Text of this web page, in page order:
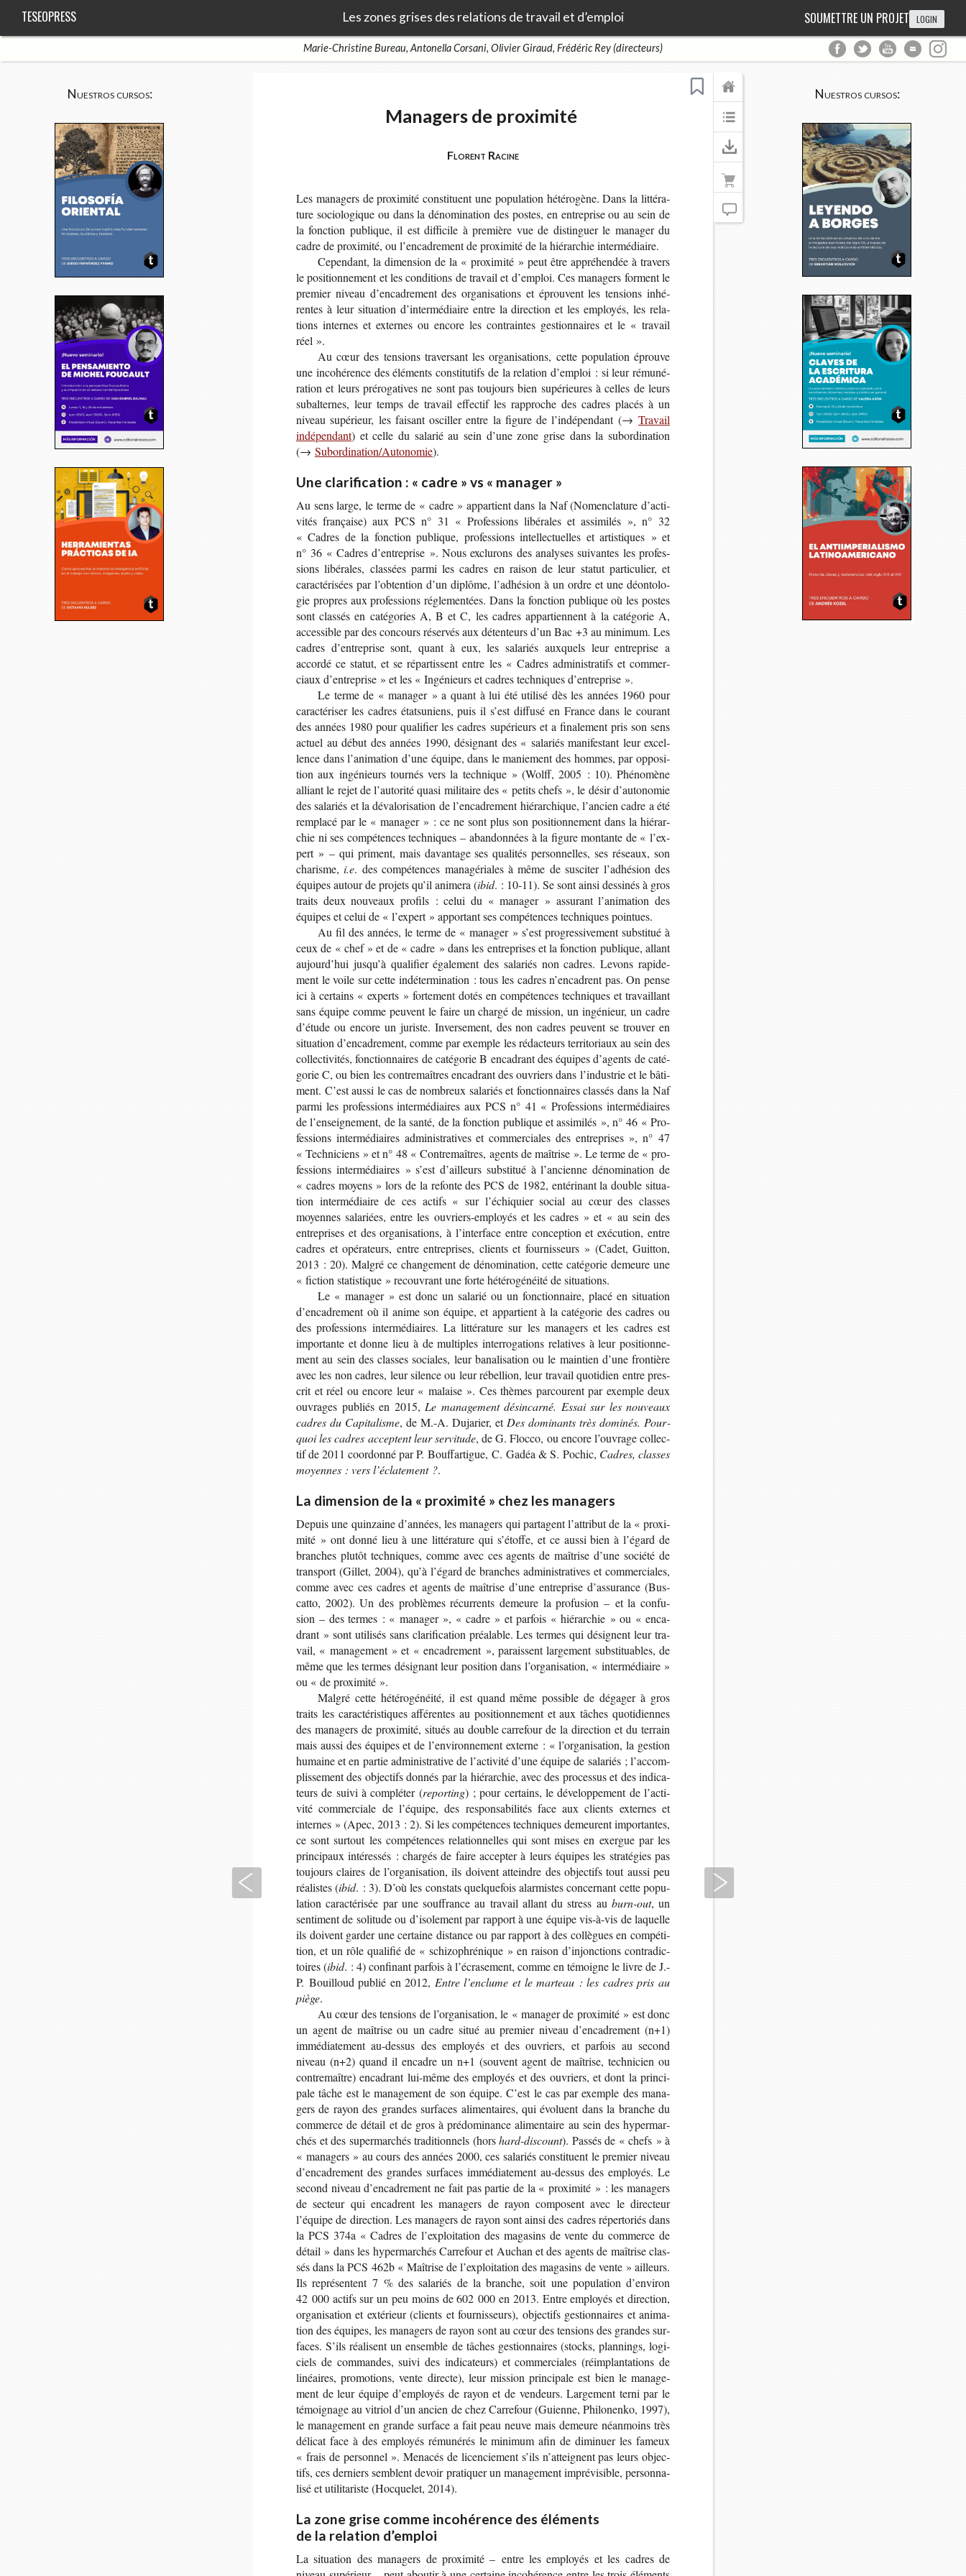
Les zones grises des relations de travail et d’emploi
TESEOPRESS SOUMETTRE UN PROJET LOGIN
Marie-Christine Bureau, Antonella Corsani, Olivier Giraud, Frédéric Rey (directeurs)
Nuestros cursos: Nuestros cursos:
Managers de proximité
Précédent
Florent Racine
Les mana­gers de proxi­mité consti­tuent une popu­la­tion hété­ro­gène. Dans la lit­té­ra­
ture socio­lo­gique ou dans la déno­mi­na­tion des postes, en entre­prise ou au sein de
la fonc­tion publique, il est dif­fi­cile à pre­mière vue de dis­tin­guer le mana­ger du
cadre de proxi­mité, ou l’en­ca­dre­ment de proxi­mité de la hié­rar­chie intermédiaire.
Cepen­dant, la dimen­sion de la « proxi­mité » peut être appré­hen­dée à tra­vers
le posi­tion­ne­ment et les condi­tions de tra­vail et d’em­ploi. Ces mana­gers forment le
pre­mier niveau d’en­ca­dre­ment des orga­ni­sa­tions et éprouvent les ten­sions inhé­
rentes à leur situa­tion d’in­ter­mé­diaire entre la direc­tion et les employés, les rela­
tions internes et externes ou encore les contraintes ges­tion­naires et le « tra­vail
réel ».
Au cœur des ten­sions tra­ver­sant les orga­ni­sa­tions, cette popu­la­tion éprouve
une inco­hé­rence des élé­ments consti­tu­tifs de la rela­tion d’em­ploi : si leur rému­né­
ra­tion et leurs pré­ro­ga­tives ne sont pas tou­jours bien supé­rieures à celles de leurs
subal­ternes, leur temps de tra­vail effec­tif les rap­proche des cadres pla­cés à un
niveau supé­rieur, les fai­sant oscil­ler entre la figure de l’in­dé­pen­dant (→ Tra­vail
indépendant) et celle du sala­rié au sein d’une zone grise dans la subor­di­na­tion
(→ Subordination/Autonomie).
Une clarification : « cadre » vs « manager »
Au sens large, le terme de « cadre » appar­tient dans la Naf (Nomen­cla­ture d’ac­ti­
vi­tés fran­çaise) aux PCS n° 31 « Pro­fes­sions libé­rales et assi­mi­lés », n° 32
« Cadres de la fonc­tion publique, pro­fes­sions intel­lec­tuelles et artis­tiques » et
n° 36 « Cadres d’en­tre­prise ». Nous exclu­rons des ana­lyses sui­vantes les pro­fes­
sions libé­rales, clas­sées parmi les cadres en rai­son de leur sta­tut par­ti­cu­lier, et
carac­té­ri­sées par l’ob­ten­tion d’un diplôme, l’adhé­sion à un ordre et une déon­to­lo­
gie propres aux pro­fes­sions régle­men­tées. Dans la fonc­tion publique où les postes
sont clas­sés en caté­go­ries A, B et C, les cadres appar­tiennent à la caté­go­rie A,
acces­sible par des concours réser­vés aux déten­teurs d’un Bac +3 au mini­mum. Les
cadres d’en­tre­prise sont, quant à eux, les sala­riés aux­quels leur entre­prise a
accordé ce sta­tut, et se répar­tissent entre les « Cadres admi­nis­tra­tifs et com­mer­
ciaux d’en­tre­prise » et les « Ingé­nieurs et cadres tech­niques d’en­tre­prise ».
Le terme de « mana­ger » a quant à lui été uti­lisé dès les années 1960 pour
carac­té­ri­ser les cadres état­su­niens, puis il s’est dif­fusé en France dans le cou­rant
des années 1980 pour qua­li­fier les cadres supé­rieurs et a fina­le­ment pris son sens
actuel au début des années 1990, dési­gnant des « sala­riés mani­fes­tant leur excel­
lence dans l’ani­ma­tion d’une équipe, dans le manie­ment des hommes, par oppo­si­
tion aux ingé­nieurs tour­nés vers la tech­nique » (Wolff, 2005 : 10). Phé­no­mène
alliant le rejet de l’au­to­rité quasi mili­taire des « petits chefs », le désir d’au­to­no­mie
des sala­riés et la déva­lo­ri­sa­tion de l’en­ca­dre­ment hié­rar­chique, l’an­cien cadre a été
rem­placé par le « mana­ger » : ce ne sont plus son posi­tion­ne­ment dans la hié­rar­
chie ni ses com­pé­tences tech­niques – aban­don­nées à la figure mon­tante de « l’ex­
pert » – qui priment, mais davan­tage ses qua­li­tés per­son­nelles, ses réseaux, son
charisme,i.e. des com­pé­tences mana­gé­riales à même de sus­ci­ter l’adhé­sion des
équipes autour de pro­jets qu’il ani­mera (ibid. : 10-11). Se sont ainsi des­si­nés à gros
traits deux nou­veaux pro­fils : celui du « mana­ger » assu­rant l’ani­ma­tion des
équipes et celui de « l’ex­pert » appor­tant ses com­pé­tences tech­niques pointues.
Au fil des années, le terme de « mana­ger » s’est pro­gres­si­ve­ment sub­sti­tué à
ceux de « chef » et de « cadre » dans les entre­prises et la fonc­tion publique, allant
aujour­d’hui jus­qu’à qua­li­fier éga­le­ment des sala­riés non cadres. Levons rapi­de­
ment le voile sur cette indé­ter­mi­na­tion : tous les cadres n’en­cadrent pas. On pense
ici à cer­tains « experts » for­te­ment dotés en com­pé­tences tech­niques et tra­vaillant
sans équipe comme peuvent le faire un chargé de mis­sion, un ingé­nieur, un cadre
d’étude ou encore un juriste. Inver­se­ment, des non cadres peuvent se trou­ver en
situa­tion d’en­ca­dre­ment, comme par exemple les rédac­teurs ter­ri­to­riaux au sein des
col­lec­ti­vi­tés, fonc­tion­naires de caté­go­rie B enca­drant des équipes d’agents de caté­
go­rie C, ou bien les contre­maîtres enca­drant des ouvriers dans l’in­dus­trie et le bâti­
ment. C’est aussi le cas de nom­breux sala­riés et fonc­tion­naires clas­sés dans la Naf
parmi les pro­fes­sions inter­mé­diaires aux PCS n° 41 « Pro­fes­sions inter­mé­diaires
de l’en­sei­gne­ment, de la santé, de la fonc­tion publique et assi­mi­lés », n° 46 « Pro­
fes­sions inter­mé­diaires admi­nis­tra­tives et com­mer­ciales des entre­prises », n° 47
« Tech­ni­ciens » et n° 48 « Contre­maîtres, agents de maî­trise ». Le terme de « pro­
fes­sions inter­mé­diaires » s’est d’ailleurs sub­sti­tué à l’an­cienne déno­mi­na­tion de
« cadres moyens » lors de la refonte des PCS de 1982, enté­ri­nant la double situa­
tion inter­mé­diaire de ces actifs « sur l’échi­quier social au cœur des classes
moyennes sala­riées, entre les ouvriers-​employés et les cadres » et « au sein des
entre­prises et des orga­ni­sa­tions, à l’in­ter­face entre concep­tion et exé­cu­tion, entre
cadres et opé­ra­teurs, entre entre­prises, clients et four­nis­seurs » (Cadet, Guit­ton,
2013 : 20). Mal­gré ce chan­ge­ment de déno­mi­na­tion, cette caté­go­rie demeure une
« fic­tion sta­tis­tique » recou­vrant une forte hété­ro­gé­néité de situations.
Le « mana­ger » est donc un sala­rié ou un fonc­tion­naire, placé en situa­tion
d’en­ca­dre­ment où il anime son équipe, et appar­tient à la caté­go­rie des cadres ou
des pro­fes­sions inter­mé­diaires. La lit­té­ra­ture sur les mana­gers et les cadres est
impor­tante et donne lieu à de mul­tiples inter­ro­ga­tions rela­tives à leur posi­tion­ne­
ment au sein des classes sociales, leur bana­li­sa­tion ou le main­tien d’une fron­tière
avec les non cadres, leur silence ou leur rébel­lion, leur tra­vail quo­ti­dien entre pres­
crit et réel ou encore leur « malaise ». Ces thèmes par­courent par exemple deux
ouvrages publiés en 2015, Le mana­ge­ment dés­in­carné. Essai sur les nou­veaux
cadres du Capitalisme, de M.-A. Duja­rier, et Des domi­nants très domi­nés. Pour­
quoi les cadres acceptent leur servitude, de G. Flocco, ou encore l’ou­vrage col­lec­
tif de 2011 coor­donné par P. Bouf­far­tigue, C. Gadéa & S. Pochic, Cadres, classes
moyennes : vers l’écla­te­ment ?.
La dimension de la « proximité » chez les managers
Depuis une quin­zaine d’an­nées, les mana­gers qui par­tagent l’at­tri­but de la « proxi­
mité » ont donné lieu à une lit­té­ra­ture qui s’étoffe, et ce aussi bien à l’égard de
branches plu­tôt tech­niques, comme avec ces agents de maî­trise d’une société de
trans­port (Gil­let, 2004), qu’à l’égard de branches admi­nis­tra­tives et com­mer­ciales,
comme avec ces cadres et agents de maî­trise d’une entre­prise d’as­su­rance (Bus­
catto, 2002). Un des pro­blèmes récur­rents demeure la pro­fu­sion – et la confu­
sion – des termes : « mana­ger », « cadre » et par­fois « hié­rar­chie » ou « enca­
drant » sont uti­li­sés sans cla­ri­fi­ca­tion préa­lable. Les termes qui dési­gnent leur tra­
vail, « mana­ge­ment » et « enca­dre­ment », paraissent lar­ge­ment sub­sti­tuables, de
même que les termes dési­gnant leur posi­tion dans l’or­ga­ni­sa­tion, « inter­mé­diaire »
ou « de proxi­mité ».
Mal­gré cette hété­ro­gé­néité, il est quand même pos­sible de déga­ger à gros
traits les carac­té­ris­tiques affé­rentes au posi­tion­ne­ment et aux tâches quo­ti­diennes
des mana­gers de proxi­mité, situés au double car­re­four de la direc­tion et du ter­rain
mais aussi des équipes et de l’en­vi­ron­ne­ment externe : « l’or­ga­ni­sa­tion, la ges­tion
humaine et en par­tie admi­nis­tra­tive de l’ac­ti­vité d’une équipe de sala­riés ; l’ac­com­
plis­se­ment des objec­tifs don­nés par la hié­rar­chie, avec des pro­ces­sus et des indi­ca­
teurs de suivi à com­plé­ter (reporting) ; pour cer­tains, le déve­lop­pe­ment de l’ac­ti­
vité com­mer­ciale de l’équipe, des res­pon­sa­bi­li­tés face aux clients externes et
internes » (Apec, 2013 : 2). Si les com­pé­tences tech­niques demeurent impor­tantes,
ce sont sur­tout les com­pé­tences rela­tion­nelles qui sont mises en exergue par les
prin­ci­paux inté­res­sés : char­gés de faire accep­ter à leurs équipes les stra­té­gies pas
tou­jours claires de l’or­ga­ni­sa­tion, ils doivent atteindre des objec­tifs tout aussi peu
réa­listes (ibid. : 3). D’où les constats quel­que­fois alar­mistes concer­nant cette popu­
la­tion carac­té­ri­sée par une souf­france au tra­vail allant du stress au burn-out, un
sen­ti­ment de soli­tude ou d’iso­le­ment par rap­port à une équipe vis-​à-vis de laquelle
ils doivent gar­der une cer­taine dis­tance ou par rap­port à des col­lègues en com­pé­ti­
tion, et un rôle qua­li­fié de « schi­zo­phré­nique » en rai­son d’in­jonc­tions contra­dic­
toires (ibid. : 4) confi­nant par­fois à l’écra­se­ment, comme en témoigne le livre de J.-
P. Bouilloud publié en 2012, Entre l’en­clume et le mar­teau : les cadres pris au
piège.
Au cœur des ten­sions de l’or­ga­ni­sa­tion, le « mana­ger de proxi­mité » est donc
un agent de maî­trise ou un cadre situé au pre­mier niveau d’en­ca­dre­ment (n+1)
immé­dia­te­ment au-​dessus des employés et des ouvriers, et par­fois au second
niveau (n+2) quand il encadre un n+1 (sou­vent agent de maî­trise, tech­ni­cien ou
contre­maître) enca­drant lui-​même des employés et des ouvriers, et dont la prin­ci­
pale tâche est le mana­ge­ment de son équipe. C’est le cas par exemple des mana­
gers de rayon des grandes sur­faces ali­men­taires, qui évo­luent dans la branche du
com­merce de détail et de gros à pré­do­mi­nance ali­men­taire au sein des hyper­mar­
chés et des super­mar­chés tra­di­tion­nels (horshard-discount). Pas­sés de « chefs » à
« mana­gers » au cours des années 2000, ces sala­riés consti­tuent le pre­mier niveau
d’en­ca­dre­ment des grandes sur­faces immé­dia­te­ment au-​dessus des employés. Le
second niveau d’en­ca­dre­ment ne fait pas par­tie de la « proxi­mité » : les mana­gers
de sec­teur qui encadrent les mana­gers de rayon com­posent avec le direc­teur
l’équipe de direc­tion. Les mana­gers de rayon sont ainsi des cadres réper­to­riés dans
la PCS 374a « Cadres de l’ex­ploi­ta­tion des maga­sins de vente du com­merce de
détail » dans les hyper­mar­chés Car­re­four et Auchan et des agents de maî­trise clas­
sés dans la PCS 462b « Maî­trise de l’ex­ploi­ta­tion des maga­sins de vente » ailleurs.
Ils repré­sentent 7 % des sala­riés de la branche, soit une popu­la­tion d’en­vi­ron
42 000 actifs sur un peu moins de 602 000 en 2013. Entre employés et direc­tion,
orga­ni­sa­tion et exté­rieur (clients et four­nis­seurs), objec­tifs ges­tion­naires et ani­ma­
tion des équipes, les mana­gers de rayon sont au cœur des ten­sions des grandes sur­
faces. S’ils réa­lisent un ensemble de tâches ges­tion­naires (stocks, plan­nings, logi­
ciels de com­mandes, suivi des indi­ca­teurs) et com­mer­ciales (réim­plan­ta­tions de
linéaires, pro­mo­tions, vente directe), leur mis­sion prin­ci­pale est bien le mana­ge­
ment de leur équipe d’em­ployés de rayon et de ven­deurs. Lar­ge­ment terni par le
témoi­gnage au vitriol d’un ancien de chez Car­re­four (Guienne, Phi­lo­nenko, 1997),
le mana­ge­ment en grande sur­face a fait peau neuve mais demeure néan­moins très
déli­cat face à des employés rému­né­rés le mini­mum afin de dimi­nuer les fameux
« frais de per­son­nel ». Mena­cés de licen­cie­ment s’ils n’at­teignent pas leurs objec­
tifs, ces der­niers semblent devoir pra­ti­quer un mana­ge­ment impré­vi­sible, per­son­na­
lisé et uti­li­ta­riste (Hoc­que­let, 2014).
La zone grise comme incohérence des éléments
de la relation d’emploi
La situa­tion des mana­gers de proxi­mité – entre les employés et les cadres de